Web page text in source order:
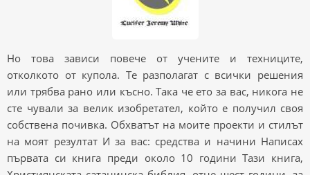
Но това зависи повече от учените и техниците,
отколкото от купола. Те разполагат с всички решения
или трябва рано или късно. Така че ето за вас, никога не
сте чували за велик изобретател, който е получил своя
собствена почивка. Обхватът на моите проекти и стилът
на моят резултат И за вас: средства и начини Написах
първата си книга преди около 10 години Тази книга,